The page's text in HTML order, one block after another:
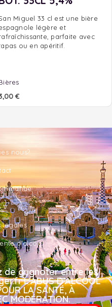
Miguel 33 cl est une bière
légère et
parfaite avec
ou en apéritif.
€
nous?
légales
d'alcool
de grignoter entre les
L'ABUS D'ALCOOL
LA SANTÉ, À
MODÉRATION.​